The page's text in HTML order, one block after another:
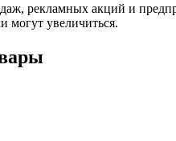
рекламных акций и
могут увеличиться.